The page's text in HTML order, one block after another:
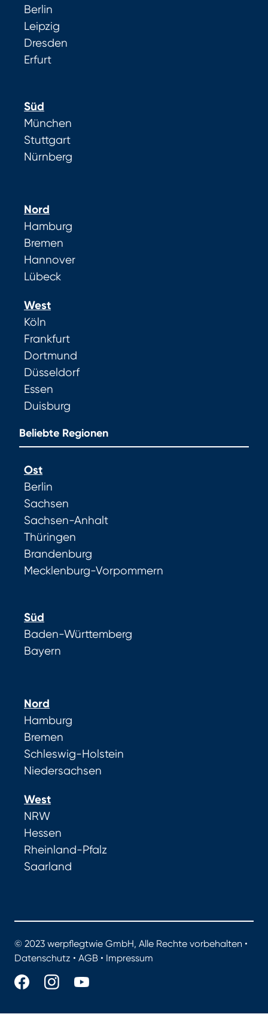
Berlin
Leipzig
Dresden
Erfurt
Süd
München
Stuttgart
Nürnberg
Nord
Hamburg
Bremen
Hannover
Lübeck
West
Köln
Frankfurt
Dortmund
Düsseldorf
Essen
Duisburg
Beliebte Regionen
Ost
Berlin
Sachsen
Sachsen-Anhalt
Thüringen
Brandenburg
Mecklenburg-Vorpommern
Süd
Baden-Württemberg
Bayern
Nord
Hamburg
Bremen
Schleswig-Holstein
Niedersachsen
West
NRW
Hessen
Rheinland-Pfalz
Saarland
© 2023 werpflegtwie GmbH, Alle Rechte vorbehalten •
Datenschutz • AGB • Impressum